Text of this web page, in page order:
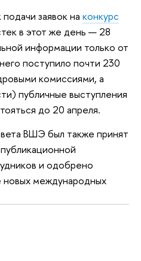
заявок на конкурс
в этот же день — 28
информации только от
поступило почти 230
комиссиями, а
публичные выступления
до 20 апреля.
ВШЭ был также принят
и одобрено
новых международных